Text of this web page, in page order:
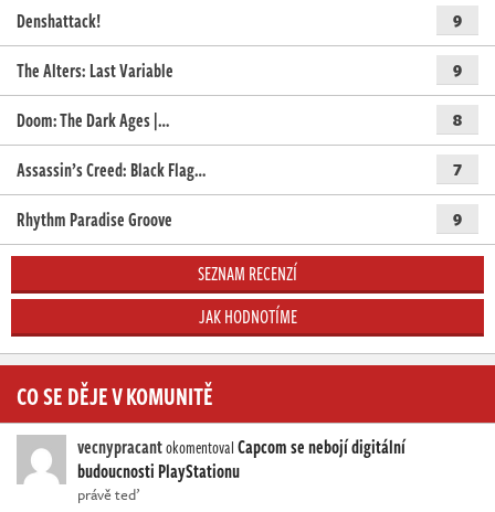
Denshattack! 9
The Alters: Last Variable 9
Doom: The Dark Ages |… 8
Assassin’s Creed: Black Flag… 7
Rhythm Paradise Groove 9
SEZNAM RECENZÍ
JAK HODNOTÍME
CO SE DĚJE V KOMUNITĚ
vecnypracantokomentovalCapcom se nebojí digitální
budoucnosti PlayStationu
právě teď